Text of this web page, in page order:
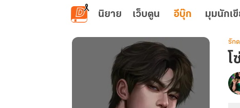
ข้ามไปยังเนื้อหาหลัก
นิยาย เว็บตูน อีบุ๊ก มุมนักเ
รัก
เรื่อง
โซ่